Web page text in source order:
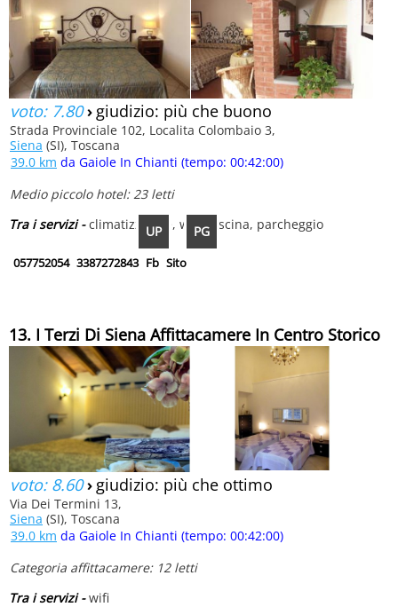
UP PG
voto: 7.80› giudizio: più che buono
Strada Provinciale 102, Localita Colombaio 3,
Siena (SI), Toscana
39.0 km da Gaiole In Chianti (tempo: 00:42:00)
Medio piccolo hotel: 23 letti
Tra i servizi -climatizzatore, wifi, piscina, parcheggio
057752054 3387272843 Fb Sito
13. I Terzi Di Siena Affittacamere In Centro Storico
voto: 8.60› giudizio: più che ottimo
Via Dei Termini 13,
Siena (SI), Toscana
39.0 km da Gaiole In Chianti (tempo: 00:42:00)
Categoria affittacamere: 12 letti
Tra i servizi -wifi